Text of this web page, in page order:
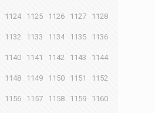
1124 1125 1126 1127 1128
1132 1133 1134 1135 1136
1140 1141 1142 1143 1144
1148 1149 1150 1151 1152
1156 1157 1158 1159 1160